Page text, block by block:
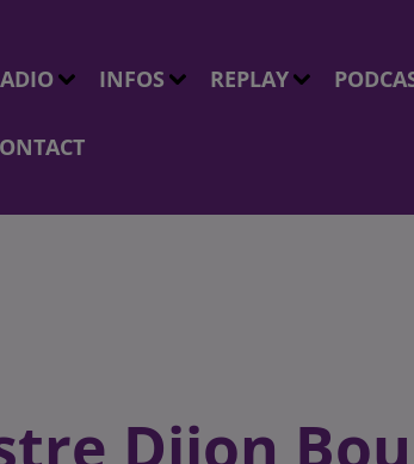
INFOS REPLAY
Dijon